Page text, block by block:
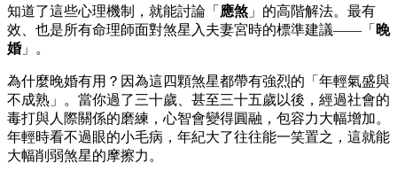
知道了這些心理機制，就能討論「 應煞 」的高階解法。最有
效、也是所有命理師面對煞星入夫妻宮時的標準建議——「 晚
婚 」。
為什麼晚婚有用？因為這四顆煞星都帶有強烈的「年輕氣盛與
不成熟」。當你過了三十歲、甚至三十五歲以後，經過社會的
毒打與人際關係的磨練，心智會變得圓融，包容力大幅增加。
年輕時看不過眼的小毛病，年紀大了往往能一笑置之，這就能
大幅削弱煞星的摩擦力。